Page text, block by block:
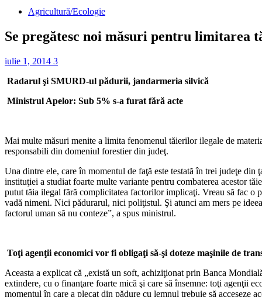
Agricultură/Ecologie
Se pregătesc noi măsuri pentru limitarea
iulie 1, 2014 3
Radarul şi SMURD-ul pădurii, jandarmeria silvică
Ministrul Apelor: Sub 5% s-a furat fără acte
Mai multe măsuri menite a limita fenomenul tăierilor ilegale de
responsabili din domeniul forestier din judeţ.
Una dintre ele, care în momentul de faţă este testată în trei judeţe
instituţiei a studiat foarte multe variante pentru combaterea acestor
putut tăia ilegal fără complicitatea factorilor implicaţi. Vreau să fac o
vadă nimeni. Nici pădurarul, nici poliţistul. Şi atunci am mers pe
factorul uman să nu conteze”, a spus ministrul.
Toţi agenţii economici vor fi obligaţi să-şi doteze maşinile de
Aceasta a explicat că „există un soft, achiziţionat prin Banca
extindere, cu o finanţare foarte mică şi care să însemne: toţi agenţii
momentul în care a plecat din pădure cu lemnul trebuie să acceseze